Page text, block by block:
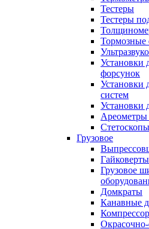
Тестеры
Тестеры
Тормозные
Установки
форсунок
Установки
систем
Установки
Ареометры
Стетоскопы
Грузовое
Грузовое
Домкраты
Канавные